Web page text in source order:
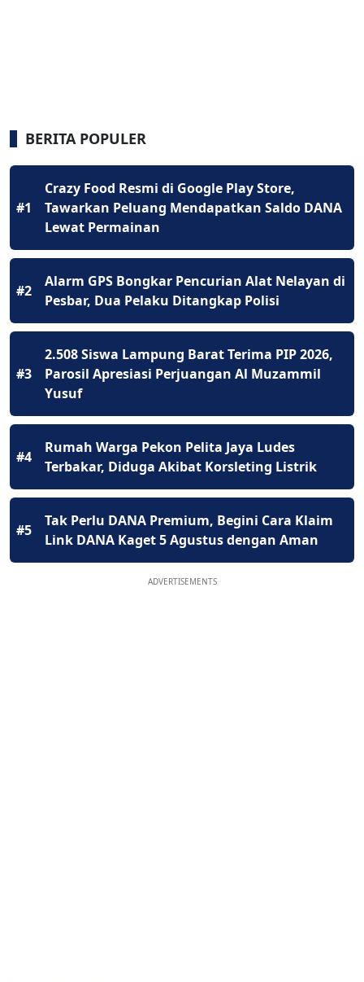
BERITA POPULER
#1
Crazy Food Resmi di Google Play Store,
Tawarkan Peluang Mendapatkan Saldo DANA
Lewat Permainan
#2
Alarm GPS Bongkar Pencurian Alat Nelayan di
Pesbar, Dua Pelaku Ditangkap Polisi
#3
2.508 Siswa Lampung Barat Terima PIP 2026,
Parosil Apresiasi Perjuangan Al Muzammil
Yusuf
#4
Rumah Warga Pekon Pelita Jaya Ludes
Terbakar, Diduga Akibat Korsleting Listrik
#5
Tak Perlu DANA Premium, Begini Cara Klaim
Link DANA Kaget 5 Agustus dengan Aman
ADVERTISEMENTS